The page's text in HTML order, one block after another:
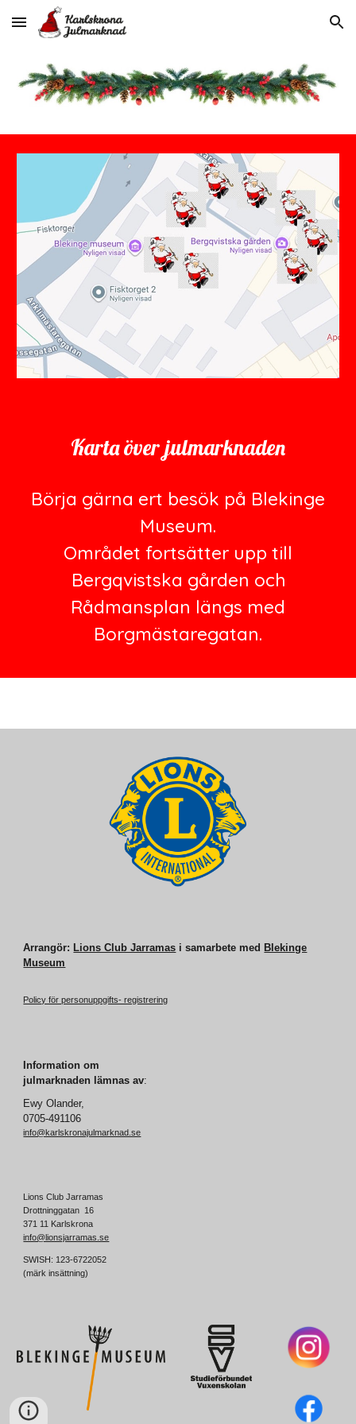
Skip to main content Skip to navigation
Karta över julmarknaden
Börja gärna ert besök på Blekinge
Museum.
Området fortsätter upp till
Bergqvistska gården och
Rådmansplan längs med
Borgmästaregatan.
Arrangör: Lions Club Jarramas i samarbete med Blekinge
Museum
Policy för personuppgifts- registrering
Information om
julmarknaden lämnas av:
Ewy Olander,
0705-491106
info@karlskronajulmarknad.se
Lions Club Jarramas
Drottninggatan 16
371 11 Karlskrona
info@lionsjarramas.se
SWISH: 123-6722052
(märk insättning)